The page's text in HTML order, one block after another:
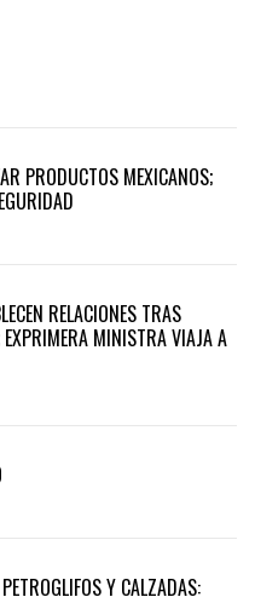
PRODUCTOS MEXICANOS;
RELACIONES TRAS
EXPRIMERA MINISTRA VIAJA A
Y CALZADAS: